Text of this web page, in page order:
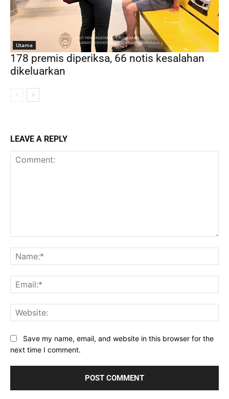
Utama
178 premis diperiksa, 66 notis kesalahan
dikeluarkan
LEAVE A REPLY
Save my name, email, and website in this browser for the
next time I comment.